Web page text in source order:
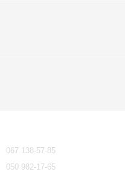
067 138-57-85
050 982-17-65